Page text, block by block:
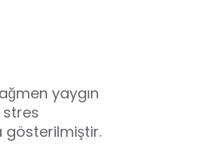
yaygın
stres
gösterilmiştir.